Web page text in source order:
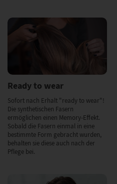
Ready to wear
Sofort nach Erhalt "ready to wear"!
Die synthetischen Fasern
ermöglichen einen Memory-Effekt.
Sobald die Fasern einmal in eine
bestimmte Form gebracht wurden,
behalten sie diese auch nach der
Pflege bei.